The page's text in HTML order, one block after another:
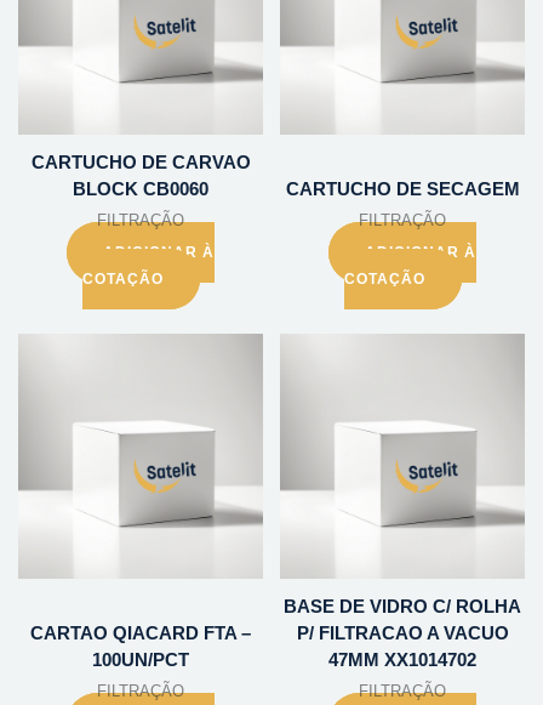
CARTUCHO DE CARVAO
BLOCK CB0060
FILTRAÇÃO
ADICIONAR À
COTAÇÃO
CARTUCHO DE SECAGEM
FILTRAÇÃO
ADICIONAR À
COTAÇÃO
CARTAO QIACARD FTA –
100UN/PCT
FILTRAÇÃO
BASE DE VIDRO C/ ROLHA
P/ FILTRACAO A VACUO
47MM XX1014702
FILTRAÇÃO